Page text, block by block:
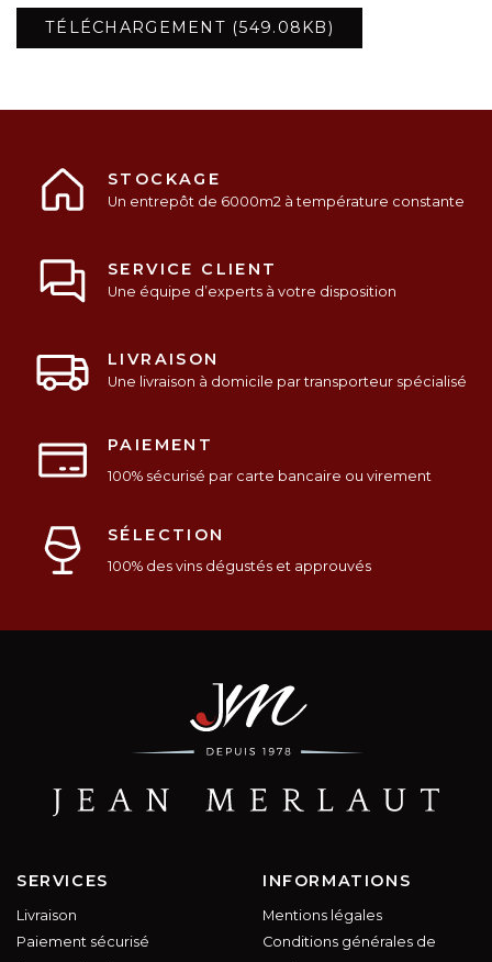
TÉLÉCHARGEMENT (549.08KB)
STOCKAGE
Un entrepôt de 6000m2 à température constante
SERVICE CLIENT
Une équipe d’experts à votre disposition
LIVRAISON
Une livraison à domicile par transporteur spécialisé
PAIEMENT
100% sécurisé par carte bancaire ou virement
SÉLECTION
100% des vins dégustés et approuvés
SERVICES
Livraison
Paiement sécurisé
INFORMATIONS
Mentions légales
Conditions générales de